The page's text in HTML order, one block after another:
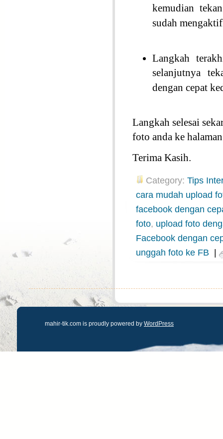
kemudian
sudah
Langkah
selanjutnya
dengan cepat
Langkah selesai
foto anda ke
Terima Kasih.
Category: Tips
cara mudah upload
facebook dengan
foto, upload foto
Facebook dengan
unggah foto ke FB
mahir-tik.com is proudly powered by WordPress